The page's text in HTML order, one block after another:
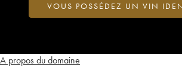
A propos du domaine
VOUS POSSÉDEZ UN VIN